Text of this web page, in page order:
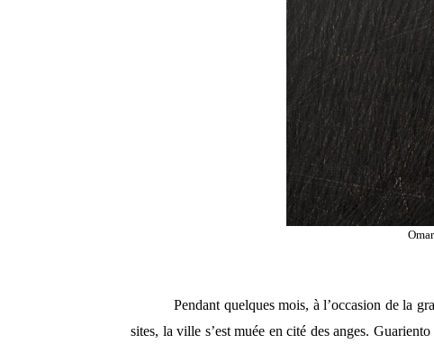
Pendant quelques mois, à l’occasion de la
sites, la ville s’est muée en cité des anges.